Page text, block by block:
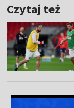
Czytaj też